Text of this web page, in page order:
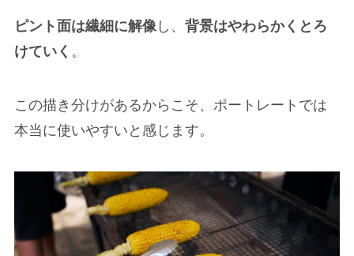
ピント面は繊細に解像し、 背景はやわらかくとろ
けていく 。
この描き分けがあるからこそ、ポートレートでは
本当に使いやすいと感じます。